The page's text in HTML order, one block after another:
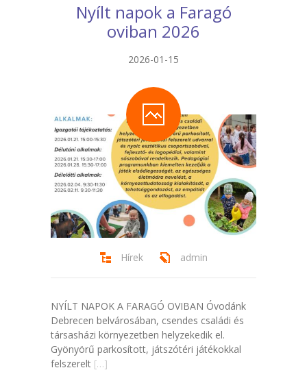
Nyílt napok a Faragó
oviban 2026
2026-01-15
Hírek admin
NYÍLT NAPOK A FARAGÓ OVIBAN Óvodánk
Debrecen belvárosában, csendes családi és
társasházi környezetben helyzekedik el.
Gyönyörű parkosított, játszótéri játékokkal
felszerelt […]